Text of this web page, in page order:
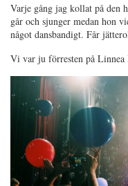
Varje gång jag kollat på den
går och sjunger medan hon
något dansbandigt. Får
Vi var ju förresten på Linnea